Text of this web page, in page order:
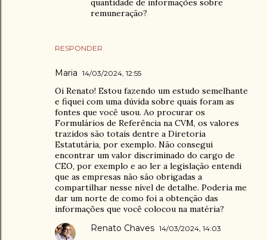
RESPONDER
quantidade de informações sobre
remuneração?
Maria 14/03/2024, 12:55
Oi Renato! Estou fazendo um estudo semelhante
e fiquei com uma dúvida sobre quais foram as
fontes que você usou. Ao procurar os
Formulários de Referência na CVM, os valores
trazidos são totais dentre a Diretoria
Estatutária, por exemplo. Não consegui
encontrar um valor discriminado do cargo de
CEO, por exemplo e ao ler a legislação entendi
que as empresas não são obrigadas a
compartilhar nesse nível de detalhe. Poderia me
dar um norte de como foi a obtenção das
informações que você colocou na matéria?
Renato Chaves 14/03/2024, 14:03